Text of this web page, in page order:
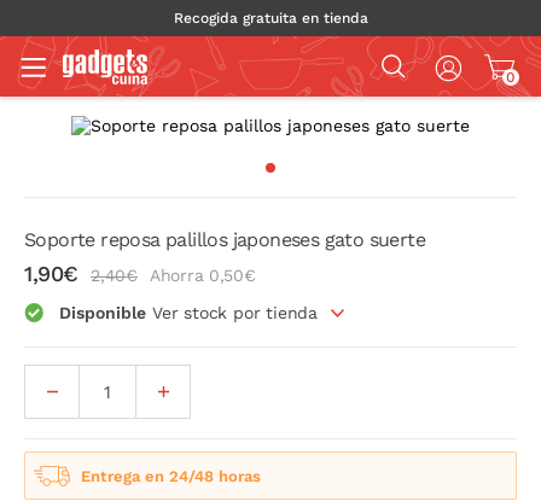
Recogida gratuita en tienda
0
Soporte reposa palillos japoneses gato suerte
1,90€ 2,40€
Ahorra 0,50€
Disponible Ver stock por tienda
Entrega en 24/48 horas